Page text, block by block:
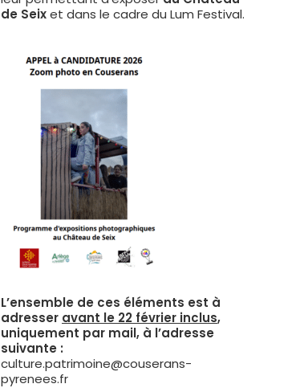
de Seixet dans le cadre du Lum Festival.
L’ensemble de ces éléments est à
adresser avant le 22 février inclus,
uniquement par mail, à l’adresse
suivante :
culture.patrimoine@couserans-
pyrenees.fr